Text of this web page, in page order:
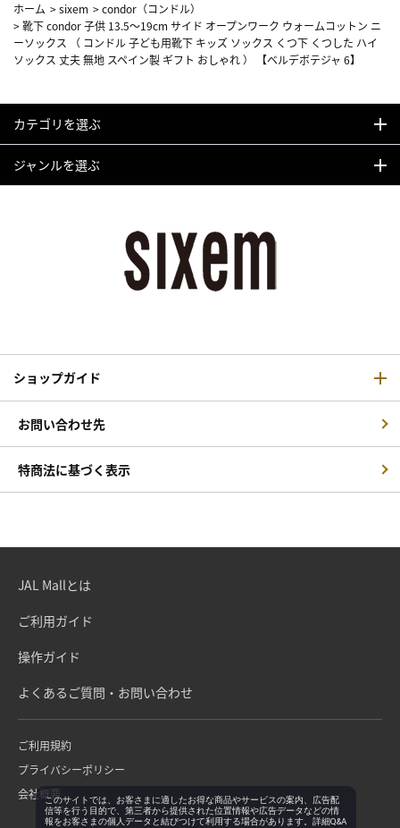
ホーム >sixem >condor（コンドル）
>靴下 condor 子供 13.5～19cm サイド オープンワーク ウォームコットン ニ
ーソックス （ コンドル 子ども用靴下 キッズ ソックス くつ下 くつした ハイ
ソックス 丈夫 無地 スペイン製 ギフト おしゃれ ） 【ベルデボテジャ 6】
カテゴリを選ぶ
ジャンルを選ぶ
ショップガイド
お問い合わせ先
特商法に基づく表示
JAL Mallとは
ご利用ガイド
操作ガイド
よくあるご質問・お問い合わせ
ご利用規約
プライバシーポリシー
会社概要このサイトでは、お客さまに適したお得な商品やサービスの案内、広告配
信等を行う目的で、第三者から提供された位置情報や広告データなどの情
報をお客さまの個人データと結びつけて利用する場合があります。詳細Q&A